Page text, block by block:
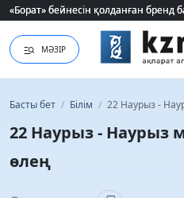
«Борат» бейнесін қолданған бренд
«Борат» бейнесін қолданған бренд
МӘЗІР
Басты бет / Білім / 22 Наурыз -
22 Наурыз - Наурыз
өлең